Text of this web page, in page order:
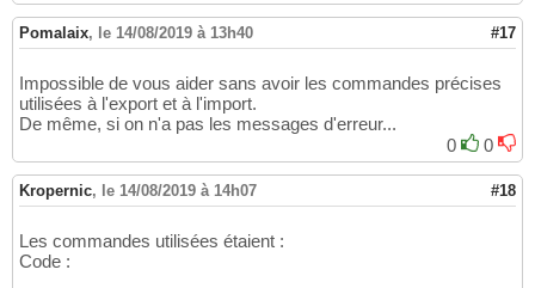
Pomalaix, le 14/08/2019 à 13h40 #17
Impossible de vous aider sans avoir les commandes précises
utilisées à l'export et à l'import.
De même, si on n'a pas les messages d'erreur...
0
0
Kropernic, le 14/08/2019 à 14h07 #18
Les commandes utilisées étaient :
Code :